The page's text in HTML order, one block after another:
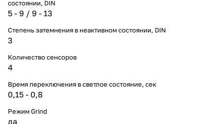
состоянии, DIN
5 - 9 / 9 - 13
Степень затемнения в неактивном состоянии, DIN
3
Количество сенсоров
4
Время переключения в светлое состояние, сек
0,15 - 0,8
Режим Grind
да